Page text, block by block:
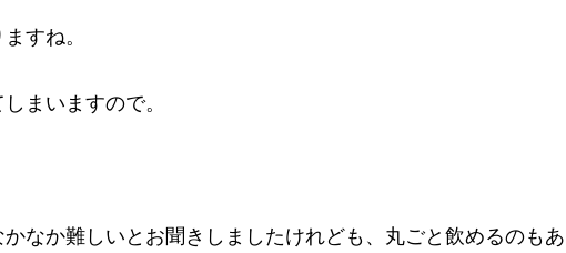
すね。
まいますので。
なか難しいとお聞きしましたけれども、丸ごと飲めるのもあ